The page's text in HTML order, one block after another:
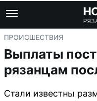
ПРОИСШЕСТВИЯ
Выплаты
рязанцам
Стали известны